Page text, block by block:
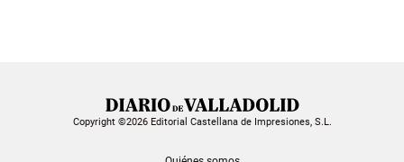
Copyright ©2026 Editorial Castellana de Impresiones, S.L.